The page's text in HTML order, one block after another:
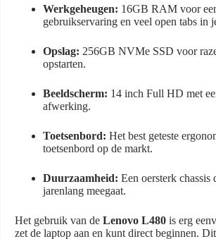
Werkgeheugen: 16GB RAM voor
gebruikservaring en veel open tabs in
Opslag: 256GB NVMe SSD voor
opstarten.
Beeldscherm: 14 inch Full HD met
afwerking.
Toetsenbord: Het best geteste
toetsenbord op de markt.
Duurzaamheid: Een oersterk chassis
jarenlang meegaat.
Het gebruik van de Lenovo L480 is erg
zet de laptop aan en kunt direct beginnen.